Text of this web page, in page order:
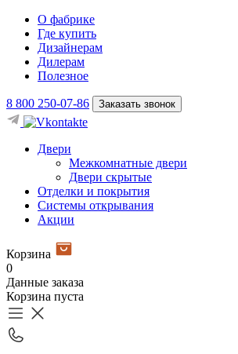
О фабрике
Где купить
Дизайнерам
Дилерам
Полезное
8 800 250-07-86 Заказать звонок
Двери
Межкомнатные двери
Двери скрытые
Отделки и покрытия
Системы открывания
Акции
Корзина
0
Данные заказа
Корзина пуста